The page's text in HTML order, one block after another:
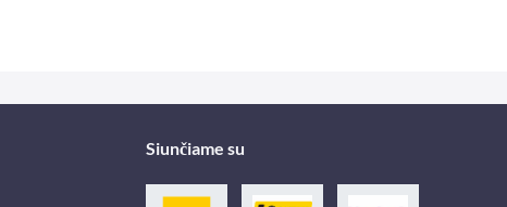
Siunčiame su